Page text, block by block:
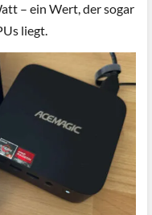
– ein Wert, der sogar
liegt.